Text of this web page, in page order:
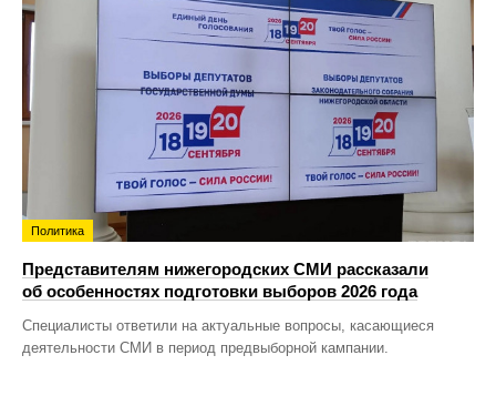
Политика
Представителям нижегородских СМИ рассказали
об особенностях подготовки выборов 2026 года
Специалисты ответили на актуальные вопросы, касающиеся
деятельности СМИ в период предвыборной кампании.